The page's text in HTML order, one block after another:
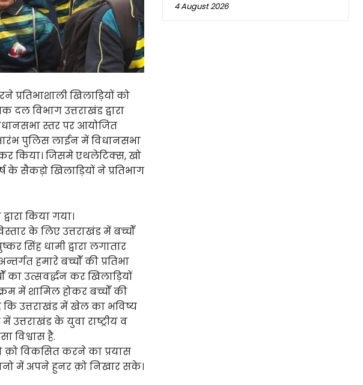
खिलाड़ियों को
दल विभाग उत्तराखंड द्वारा
स्तर पर आयोजित
पुलिस लाईन में विधानसभा
किया। जिसमे एथलेटिक्स, खो
के सैकड़ो खिलाड़ियों ने प्रतिभाग
किया गया।
के लिए उत्तराखंड में बच्चोँ
सिंह धामी द्वारा लगातार
हमारे बच्चोँ की प्रतिभा
उत्सवर्द्धन कर खिलाड़ियों
में शामिल होकर बच्चोँ की
कि उत्तराखंड में खेल का भविष्य
के युवा राष्ट्रीय व
विश्वास है.
क़ो विकसित करने का प्रयास
में अपने हुनर क़ो निखार सके।
4 August 2026